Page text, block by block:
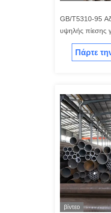
GB/T5310-95
υψηλής πίεσης
Πάρτε
βίντεο